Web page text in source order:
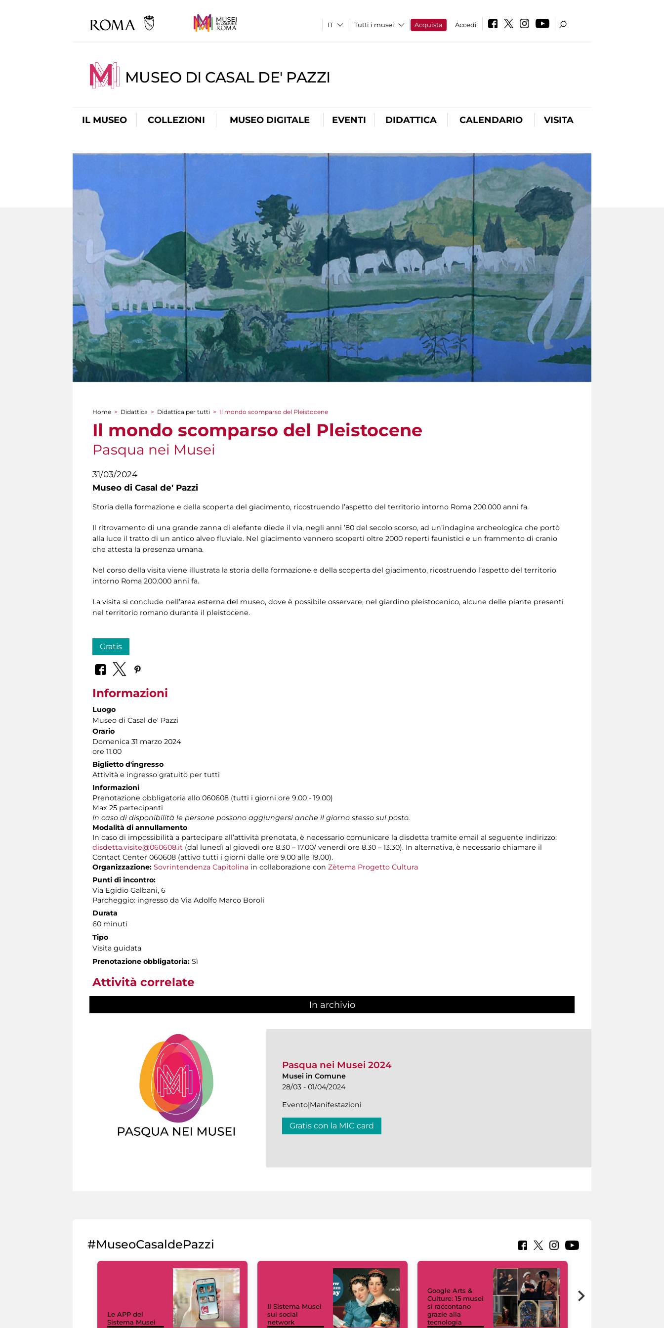
Tutti i musei Acquista Accedi
MUSEO DI CASAL DE' PAZZI
IL MUSEO COLLEZIONI MUSEO DIGITALE EVENTI DIDATTICA CALENDARIO VISITA
Tu sei qui
Home > Didattica > Didattica per tutti > Il mondo scomparso del Pleistocene
Il mondo scomparso del Pleistocene
Pasqua nei Musei
31/03/2024
Museo di Casal de' Pazzi
Storia della formazione e della scoperta del giacimento, ricostruendo l’aspetto del territorio intorno Roma 200.000 anni fa.
Il ritrovamento di una grande zanna di elefante diede il via, negli anni ’80 del secolo scorso, ad un’indagine archeologica che portò
alla luce il tratto di un antico alveo fluviale. Nel giacimento vennero scoperti oltre 2000 reperti faunistici e un frammento di cranio
che attesta la presenza umana.
Nel corso della visita viene illustrata la storia della formazione e della scoperta del giacimento, ricostruendo l’aspetto del territorio
intorno Roma 200.000 anni fa.
La visita si conclude nell’area esterna del museo, dove è possibile osservare, nel giardino pleistocenico, alcune delle piante presenti
nel territorio romano durante il pleistocene.
Gratis
Informazioni
Luogo
Museo di Casal de' Pazzi
Orario
Domenica 31 marzo 2024
ore 11.00
Biglietto d'ingresso
Attività e ingresso gratuito per tutti
Informazioni
Prenotazione obbligatoria allo 060608 (tutti i giorni ore 9.00 - 19.00)
Max 25 partecipanti
In caso di disponibilità le persone possono aggiungersi anche il giorno stesso sul posto.
Modalità di annullamento
In caso di impossibilità a partecipare all’attività prenotata, è necessario comunicare la disdetta tramite email al seguente indirizzo:
disdetta.visite@060608.it (dal lunedì al giovedì ore 8.30 – 17.00/ venerdì ore 8.30 – 13.30). In alternativa, è necessario chiamare il
Contact Center 060608 (attivo tutti i giorni dalle ore 9.00 alle 19.00).
Organizzazione: Sovrintendenza Capitolina in collaborazione con Zètema Progetto Cultura
Punti di incontro:
Via Egidio Galbani, 6
Parcheggio: ingresso da Via Adolfo Marco Boroli
Durata
60 minuti
Tipo
Visita guidata
Prenotazione obbligatoria: Sì
Attività correlate
In archivio
Pasqua nei Musei 2024
Musei in Comune
28/03 - 01/04/2024
Evento|Manifestazioni
Gratis con la MIC card
#MuseoCasaldePazzi
Le APP del
Sistema Musei
Il Sistema Musei
sui social
network
Google Arts &
Culture: 15 musei
si raccontano
grazie alla
tecnologia